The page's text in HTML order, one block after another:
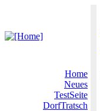
Home
Neues
TestSeite
DorfTratsch